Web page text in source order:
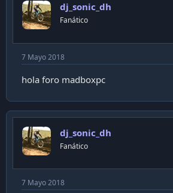
dj_sonic_dh
Fanático
7 Mayo 2018
hola foro madboxpc
dj_sonic_dh
Fanático
7 Mayo 2018